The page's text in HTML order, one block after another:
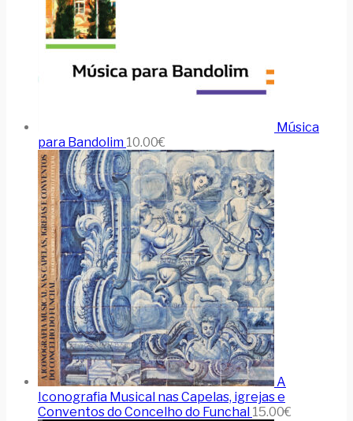
Música
para Bandolim 10.00€
A
Iconografia Musical nas Capelas, igrejas e
Conventos do Concelho do Funchal 15.00€